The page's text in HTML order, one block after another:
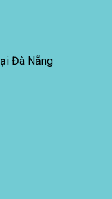
Đà Nẵng